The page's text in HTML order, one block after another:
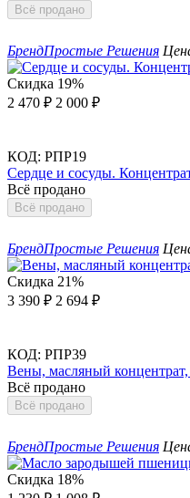
Всё продано
БрендПростые Решения
Скидка 19%
2 470 ₽ 2 000 ₽
КОД: РПР19
Сердце и сосуды.
Всё продано
Всё продано
БрендПростые Решения
Скидка 21%
3 390 ₽ 2 694 ₽
КОД: РПР39
Вены, масляный концентрат,
Всё продано
Всё продано
БрендПростые Решения
Скидка 18%